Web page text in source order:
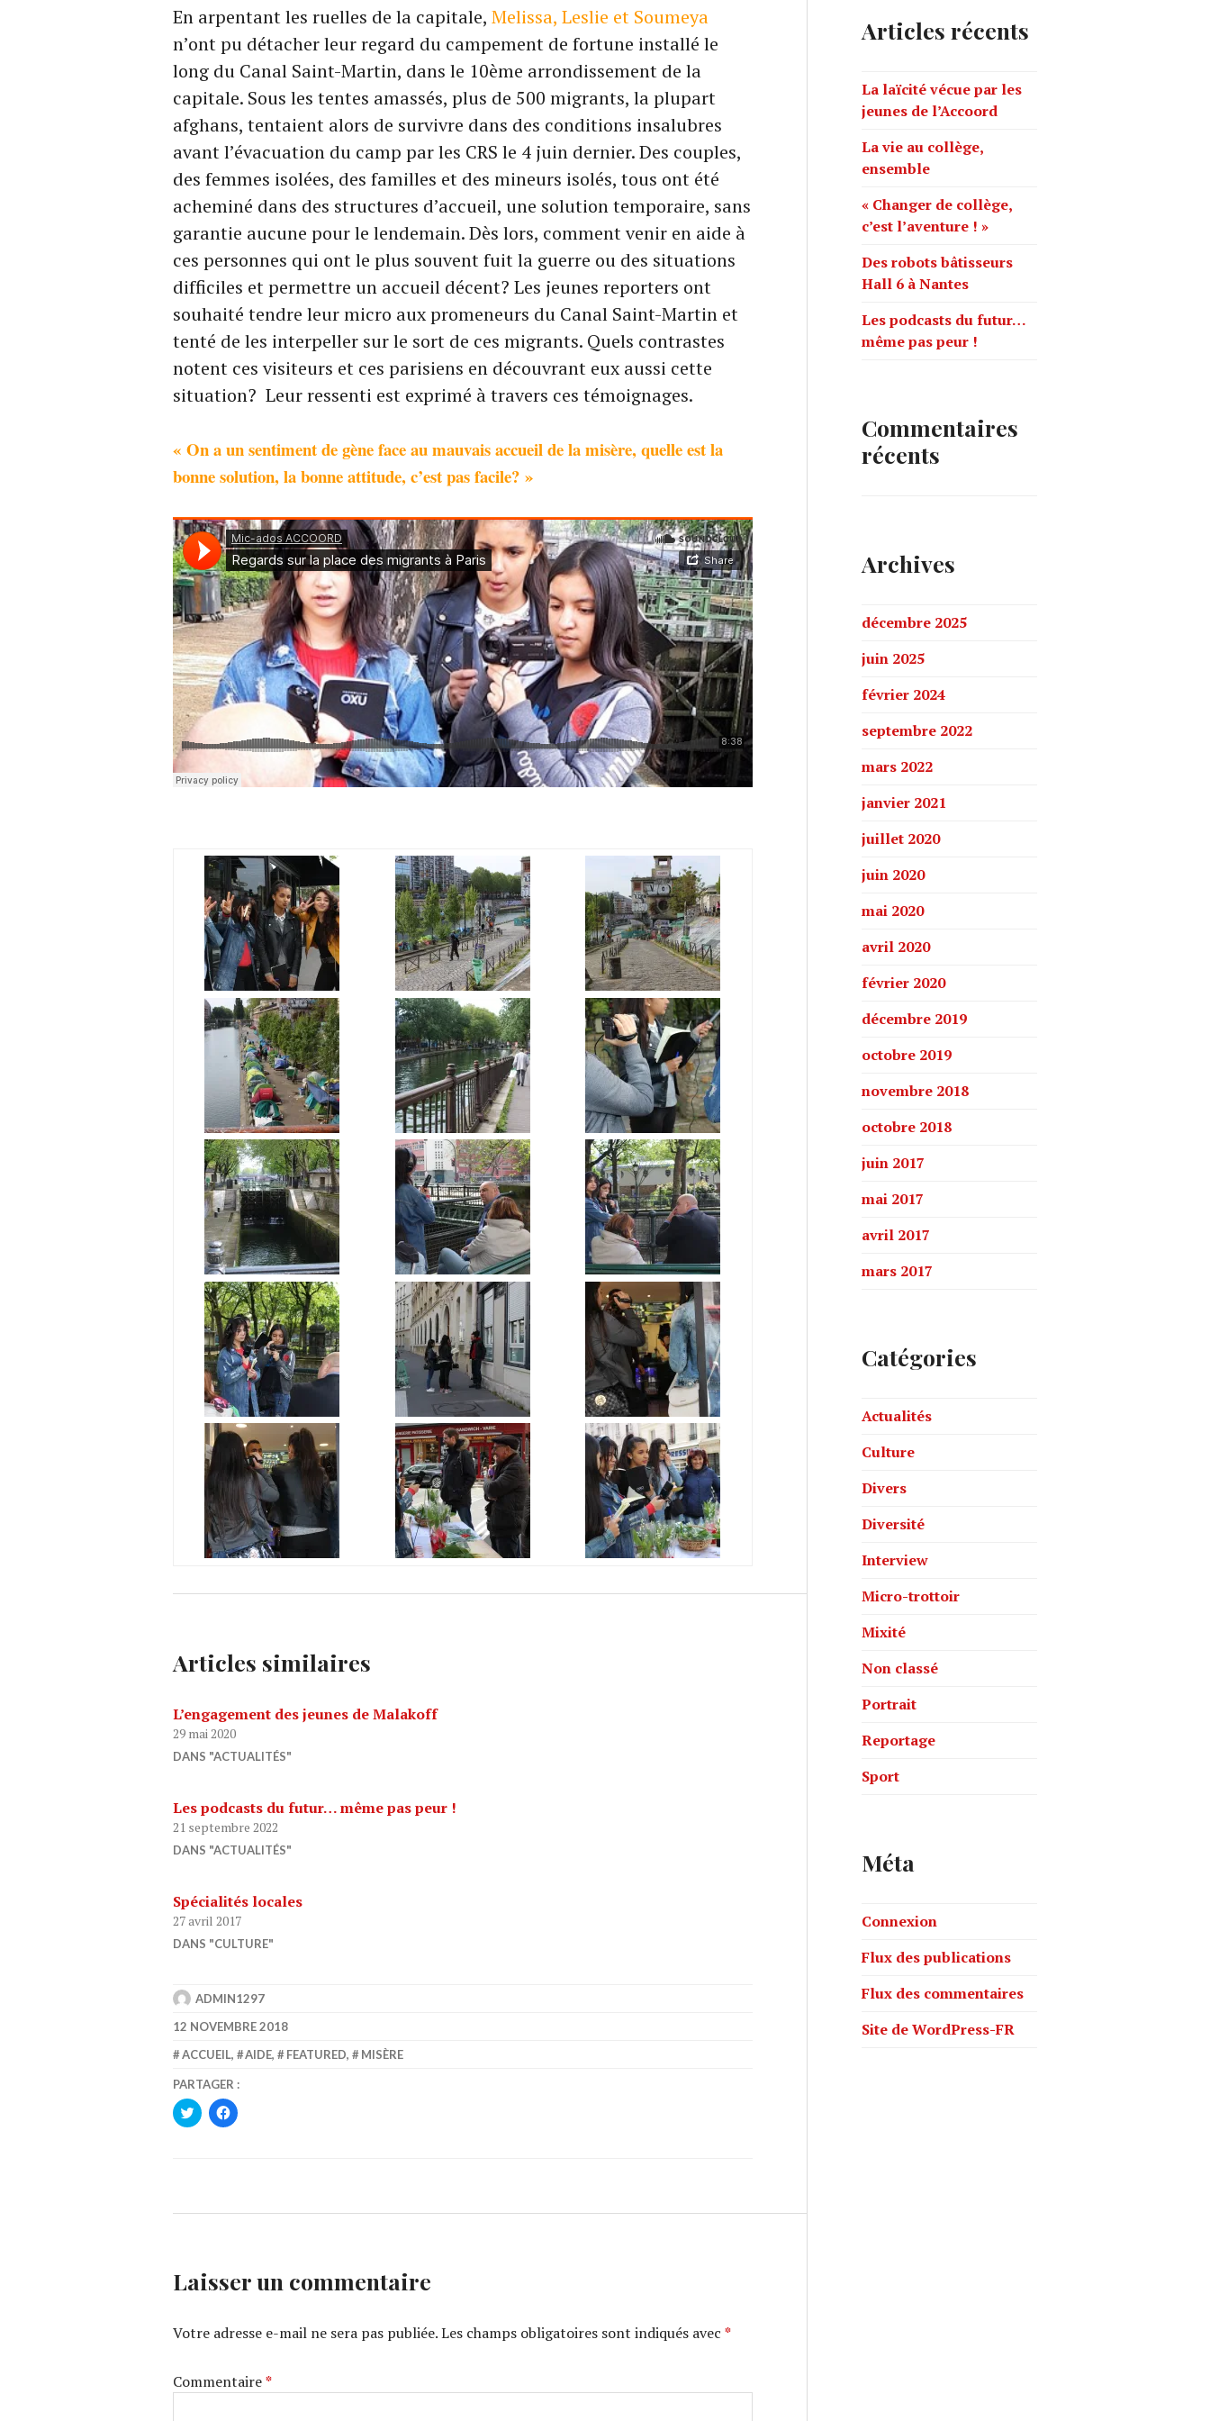
En arpentant les ruelles de la capitale, Melissa, Leslie et Soumeya
n’ont pu détacher leur regard du campement de fortune installé le
long du Canal Saint-Martin, dans le 10ème arrondissement de la
capitale. Sous les tentes amassés, plus de 500 migrants, la plupart
afghans, tentaient alors de survivre dans des conditions insalubres
avant l’évacuation du camp par les CRS le 4 juin dernier. Des couples,
des femmes isolées, des familles et des mineurs isolés, tous ont été
acheminé dans des structures d’accueil, une solution temporaire, sans
garantie aucune pour le lendemain. Dès lors, comment venir en aide à
ces personnes qui ont le plus souvent fuit la guerre ou des situations
difficiles et permettre un accueil décent? Les jeunes reporters ont
souhaité tendre leur micro aux promeneurs du Canal Saint-Martin et
tenté de les interpeller sur le sort de ces migrants. Quels contrastes
notent ces visiteurs et ces parisiens en découvrant eux aussi cette
situation? Leur ressenti est exprimé à travers ces témoignages.
« On a un sentiment de gène face au mauvais accueil de la misère, quelle est la
bonne solution, la bonne attitude, c’est pas facile? »
Articles similaires
L’engagement des jeunes de Malakoff
29 mai 2020
DANS "ACTUALITÉS"
Les podcasts du futur… même pas peur !
21 septembre 2022
DANS "ACTUALITÉS"
Spécialités locales
27 avril 2017
DANS "CULTURE"
ADMIN1297
12 NOVEMBRE 2018
ACCUEIL, AIDE, FEATURED, MISÈRE
PARTAGER :
CLIQUEZ
POUR
CLIQUEZ
POUR
Laisser un commentaire
Votre adresse e-mail ne sera pas publiée.Les champs obligatoires sont indiqués avec *
Commentaire*
r
h
e
r
:
Articles récents
La laïcité vécue par les
jeunes de l’Accoord
La vie au collège,
ensemble
« Changer de collège,
c’est l’aventure ! »
Des robots bâtisseurs
Hall 6 à Nantes
Les podcasts du futur…
même pas peur !
Commentaires
récents
Archives
décembre 2025
juin 2025
février 2024
septembre 2022
mars 2022
janvier 2021
juillet 2020
juin 2020
mai 2020
avril 2020
février 2020
décembre 2019
octobre 2019
novembre 2018
octobre 2018
juin 2017
mai 2017
avril 2017
mars 2017
Catégories
Actualités
Culture
Divers
Diversité
Interview
Micro-trottoir
Mixité
Non classé
Portrait
Reportage
Sport
Méta
Connexion
Flux des publications
Flux des commentaires
Site de WordPress-FR